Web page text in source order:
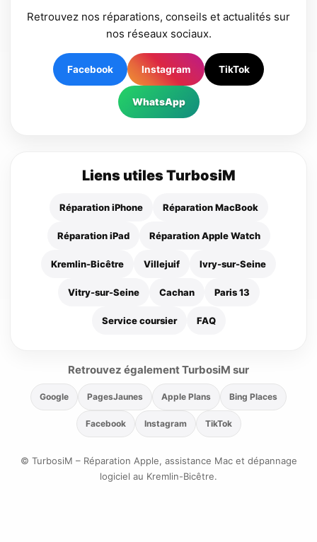
Retrouvez nos réparations, conseils et actualités sur
nos réseaux sociaux.
Facebook Instagram TikTok
WhatsApp
Liens utiles TurbosiM
Réparation iPhone Réparation MacBook
Réparation iPad Réparation Apple Watch
Kremlin-Bicêtre Villejuif Ivry-sur-Seine
Vitry-sur-Seine Cachan Paris 13
Service coursier FAQ
Retrouvez également TurbosiM sur
Google PagesJaunes Apple Plans Bing Places
Facebook Instagram TikTok
© TurbosiM – Réparation Apple, assistance Mac et dépannage
logiciel au Kremlin-Bicêtre.